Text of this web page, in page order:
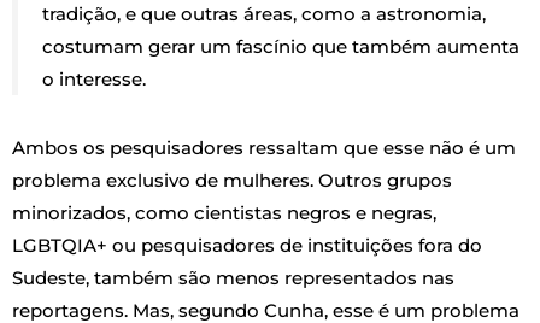
tradição, e que outras áreas, como a astronomia,
costumam gerar um fascínio que também aumenta
o interesse.
Ambos os pesquisadores ressaltam que esse não é um
problema exclusivo de mulheres. Outros grupos
minorizados, como cientistas negros e negras,
LGBTQIA+ ou pesquisadores de instituições fora do
Sudeste, também são menos representados nas
reportagens. Mas, segundo Cunha, esse é um problema